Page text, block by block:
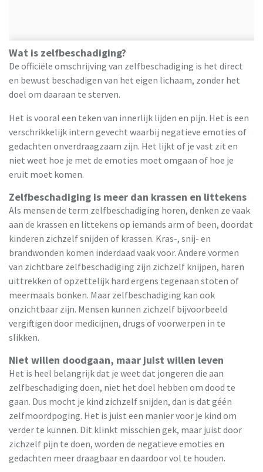
Wat is zelfbeschadiging?
De officiële omschrijving van zelfbeschadiging is het direct
en bewust beschadigen van het eigen lichaam, zonder het
doel om daaraan te sterven.
Het is vooral een teken van innerlijk lijden en pijn. Het is een
verschrikkelijk intern gevecht waarbij negatieve emoties of
gedachten onverdraagzaam zijn. Het lijkt of je vast zit en
niet weet hoe je met de emoties moet omgaan of hoe je
eruit moet komen.
Zelfbeschadiging is meer dan krassen en littekens
Als mensen de term zelfbeschadiging horen, denken ze vaak
aan de krassen en littekens op iemands arm of been, doordat
kinderen zichzelf snijden of krassen. Kras-, snij- en
brandwonden komen inderdaad vaak voor. Andere vormen
van zichtbare zelfbeschadiging zijn zichzelf knijpen, haren
uittrekken of opzettelijk hard ergens tegenaan stoten of
meermaals bonken. Maar zelfbeschadiging kan ook
onzichtbaar zijn. Mensen kunnen zichzelf bijvoorbeeld
vergiftigen door medicijnen, drugs of voorwerpen in te
slikken.
Niet willen doodgaan, maar juist willen leven
Het is heel belangrijk dat je weet dat jongeren die aan
zelfbeschadiging doen, niet het doel hebben om dood te
gaan. Dus mocht je kind zichzelf snijden, dan is dat géén
zelfmoordpoging. Het is juist een manier voor je kind om
verder te kunnen. Dit klinkt misschien gek, maar juist door
zichzelf pijn te doen, worden de negatieve emoties en
gedachten meer draagbaar en daardoor vol te houden.